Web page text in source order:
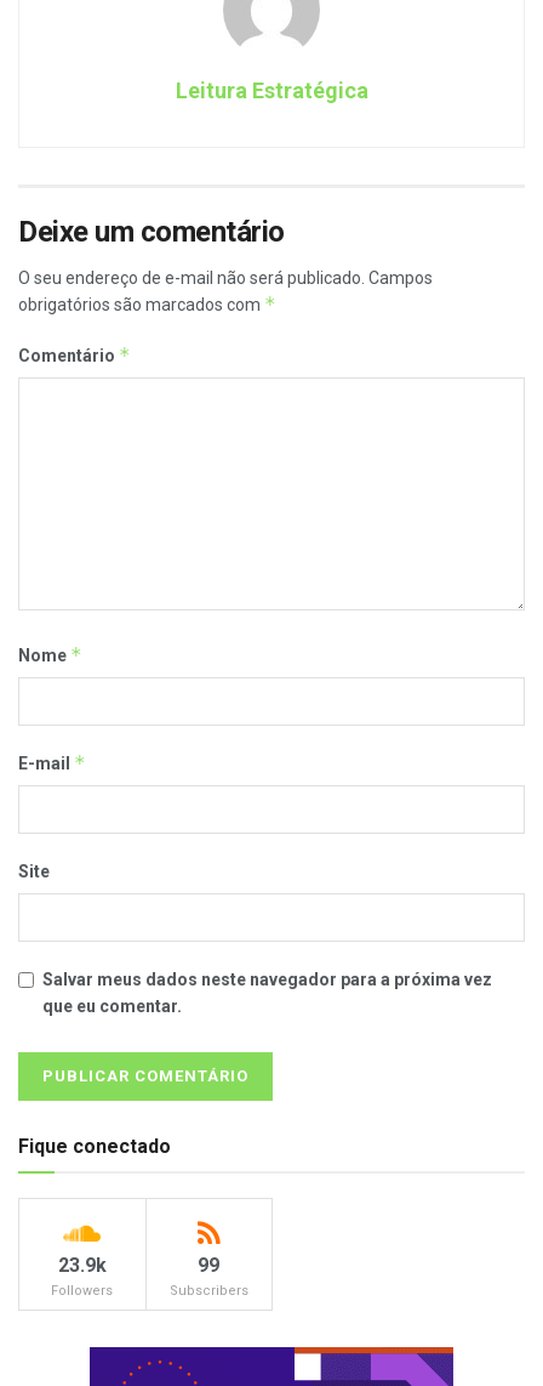
Leitura Estratégica
Deixe um comentário
O seu endereço de e-mail não será publicado. Campos
obrigatórios são marcados com *
Comentário *
Nome *
E-mail *
Site
Salvar meus dados neste navegador para a próxima vez
que eu comentar.
Fique conectado
23.9k
Followers
99
Subscribers